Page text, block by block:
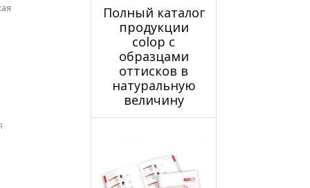
Полный каталог
продукции
colop с
образцами
оттисков в
натуральную
величину